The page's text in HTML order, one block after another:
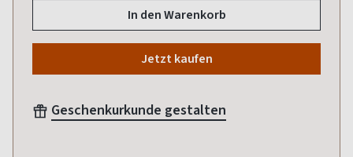
In den Warenkorb
Jetzt kaufen
Geschenkurkunde gestalten